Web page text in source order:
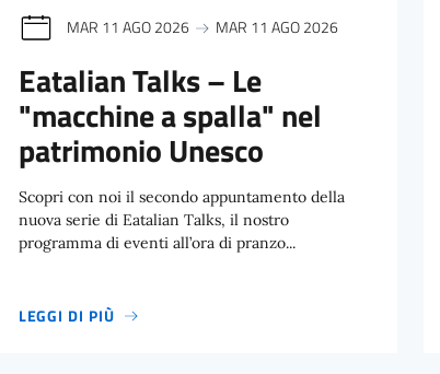
2026
MAR 11 AGO 2026 MAR 11 AGO 2026
Eatalian Talks – Le
"macchine a spalla" nel
patrimonio Unesco
Scopri con noi il secondo appuntamento della
nuova serie di Eatalian Talks, il nostro
programma di eventi all’ora di pranzo...
LEGGI DI PIÙ
EATALIAN TALKS – LE "MACCHINE A SPALLA" NEL